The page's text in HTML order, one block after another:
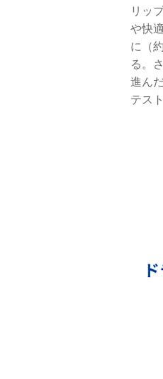
リッ
や快
に（
る。
進ん
テス